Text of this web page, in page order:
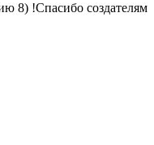
8) !Спасибо создателям